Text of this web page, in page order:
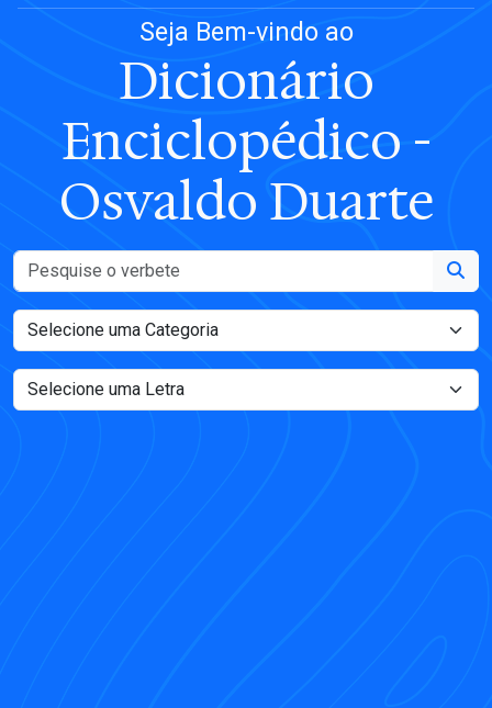
Seja Bem-vindo ao
Dicionário
Enciclopédico -
Osvaldo Duarte